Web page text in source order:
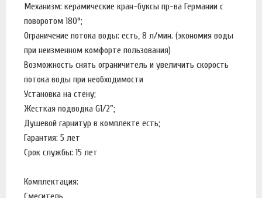
Механизм: керамические кран-буксы пр-ва Германии с
поворотом 180°;
Ограничение потока воды: есть, 8 л/мин. (экономия воды
при неизменном комфорте пользования)
Возможность снять ограничитель и увеличить скорость
потока воды при необходимости
Установка на стену;
Жесткая подводка G1/2”;
Душевой гарнитур в комплекте есть;
Гарантия: 5 лет
Срок службы: 15 лет
Комплектация: